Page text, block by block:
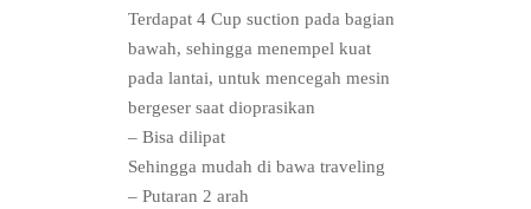
Terdapat 4 Cup suction pada bagian
bawah, sehingga menempel kuat
pada lantai, untuk mencegah mesin
bergeser saat dioprasikan
– Bisa dilipat
Sehingga mudah di bawa traveling
– Putaran 2 arah